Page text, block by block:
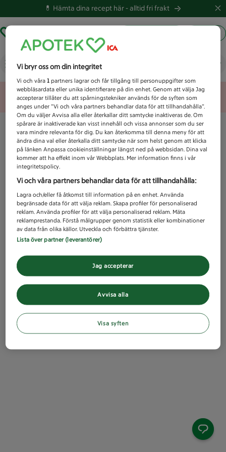
💊 Hämta dina recept här -alltid fri frakt
Vad letar du efter idag?
Unknown error
Vi bryr oss om din integritet
Vi och våra1 partners lagrar och får tillgång till personuppgifter som
webbläsardata eller unika identifierare på din enhet. Genom att välja Jag
accepterar tillåter du att spårningstekniker används för de syften som
anges under ”Vi och våra partners behandlar data för att tillhandahålla”.
Om du väljer Avvisa alla eller återkallar ditt samtycke inaktiveras de. Om
spårare är inaktiverade kan visst innehåll och vissa annonser som du ser
vara mindre relevanta för dig. Du kan återkomma till denna meny för att
ändra dina val eller återkalla ditt samtycke när som helst genom att klicka
på länken Anpassa cookieinställningar längst ned på webbsidan. Dina val
kommer att ha effekt inom vår Webbplats. Mer information finns i vår
integritetspolicy.
Vi och våra partners behandlar data för att tillhandahålla:
Lagra och/eller få åtkomst till information på en enhet. Använda
begränsade data för att välja reklam. Skapa profiler för personaliserad
reklam. Använda profiler för att välja personaliserad reklam. Mäta
reklamprestanda. Förstå målgrupper genom statistik eller kombinationer
av data från olika källor. Utveckla och förbättra tjänster.
Lista över partner (leverantörer)
Avvisa alla
Jag accepterar
Visa syften